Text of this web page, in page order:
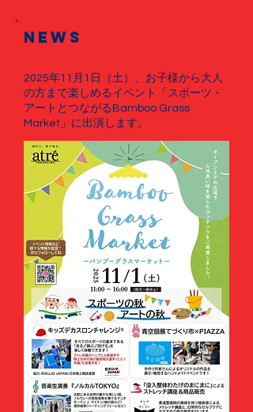
News
2025年11月1日（土）、お子様から大人
の方まで楽しめるイベント「スポーツ・
アートとつながるBamboo Grass
Market」に出演します。